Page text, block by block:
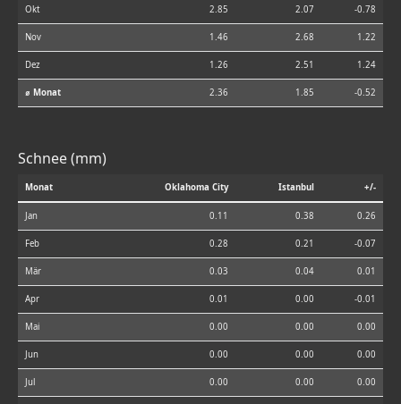
Okt 2.85 2.07 -0.78
Nov 1.46 2.68 1.22
Dez 1.26 2.51 1.24
⌀ Monat 2.36 1.85 -0.52
Schnee (mm)
Monat Oklahoma City Istanbul +/-
Jan 0.11 0.38 0.26
Feb 0.28 0.21 -0.07
Mär 0.03 0.04 0.01
Apr 0.01 0.00 -0.01
Mai 0.00 0.00 0.00
Jun 0.00 0.00 0.00
Jul 0.00 0.00 0.00